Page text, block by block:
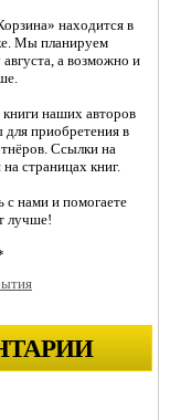
находится в
Мы планируем
августа, а возможно и
наших авторов
приобретения в
Ссылки на
страницах книг.
с нами и помогаете
лучше!